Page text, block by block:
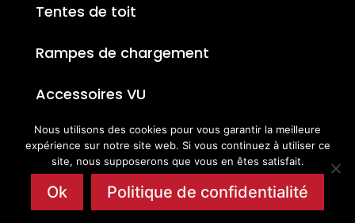
Tentes de toit
Rampes de chargement
Accessoires VU
Nous utilisons des cookies pour vous garantir la meilleure
expérience sur notre site web. Si vous continuez à utiliser ce
site, nous supposerons que vous en êtes satisfait.
Ok Politique de confidentialité